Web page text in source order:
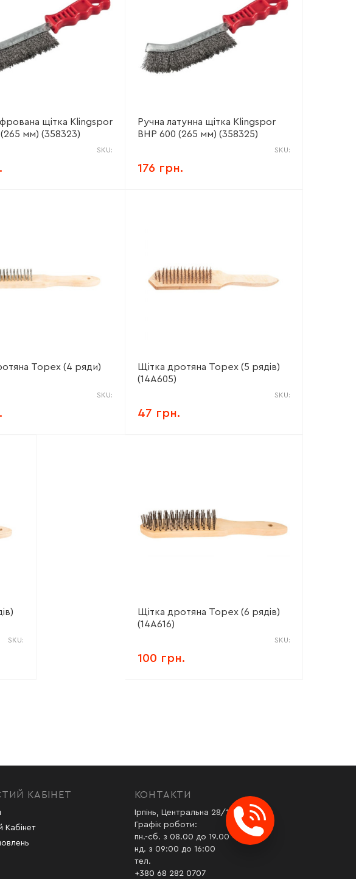
щітка Klingspor
(265 мм) (358323)
SKU:
Ручна латунна щітка Klingspor
BHP 600 (265 мм) (358325)
SKU:
176 грн.
Topex (4 ряди)
SKU:
Щітка дротяна Topex (5 рядів)
(14A605)
SKU:
47 грн.
SKU:
Щітка дротяна Topex (6 рядів)
(14A616)
SKU:
100 грн.
КАБІНЕТ
Кабінет
КОНТАКТИ
Ірпінь, Центральна 28/1
Графік роботи:
пн.-сб. з 08.00 до 19.00
нд. з 09:00 до 16:00
тел.
+380 68 282 0707